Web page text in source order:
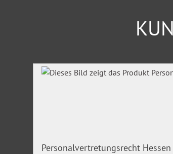
Produktgalerie überspringen
Personalvertretungsrecht Hessen